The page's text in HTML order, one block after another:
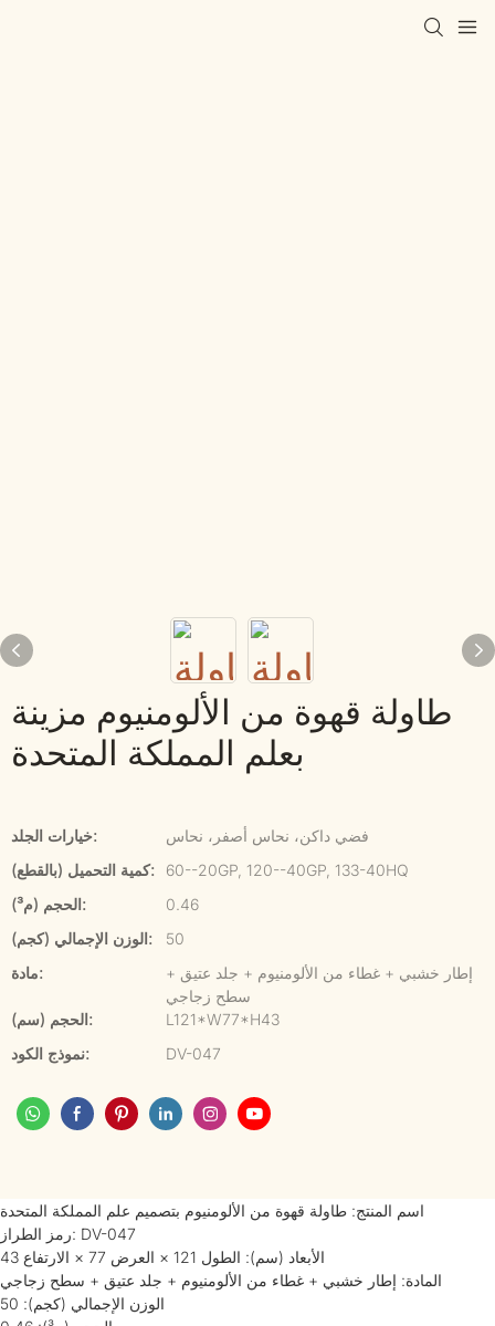
طاولة قهوة من الألومنيوم مزينة
بعلم المملكة المتحدة
خيارات الجلد:
فضي داكن، نحاس أصفر، نحاس
كمية التحميل (بالقطع):
60--20GP, 120--40GP, 133-40HQ
الحجم (م³):
0.46
الوزن الإجمالي (كجم):
50
مادة:
إطار خشبي + غطاء من الألومنيوم + جلد عتيق +
سطح زجاجي
الحجم (سم):
L121*W77*H43
نموذج الكود:
DV-047
اسم المنتج: طاولة قهوة من الألومنيوم بتصميم علم المملكة المتحدة
رمز الطراز: DV-047
الأبعاد (سم): الطول 121 × العرض 77 × الارتفاع 43
المادة: إطار خشبي + غطاء من الألومنيوم + جلد عتيق + سطح زجاجي
الوزن الإجمالي (كجم): 50